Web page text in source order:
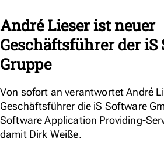
André Lieser ist neuer
Geschäftsführer der iS
Gruppe
Von sofort an verantwortet André
Geschäftsführer die iS Software
Software Application Providing-
damit Dirk Weiße.